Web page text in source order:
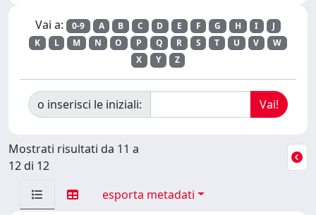
Vai a: 0-9 A B C D E F G H I
J
K
L M N O P Q R S T U V
W
X
Y Z
o inserisci le iniziali:
Mostrati risultati da 11 a
12 di 12
esporta metadati